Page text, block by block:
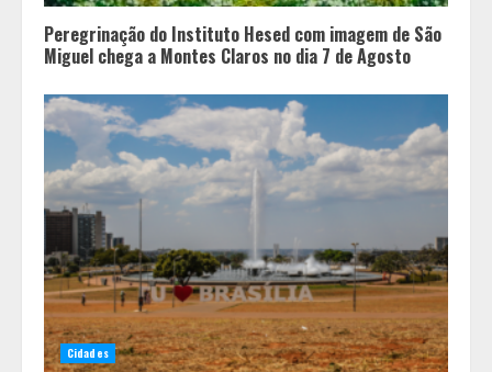
4
O Bloomsday hoje: 18 horas na vida
de Dublin sob vigilância
Peregrinação do Instituto Hesed com imagem de São
Miguel chega a Montes Claros no dia 7 de Agosto
Cidades